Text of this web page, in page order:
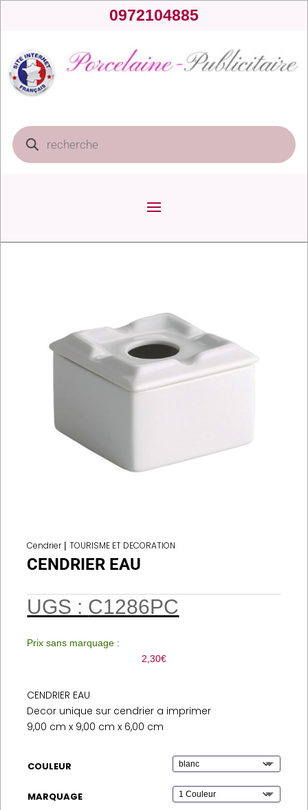
0972104885
Recherche
de
produits
Cendrier|TOURISME ET DECORATION
CENDRIER EAU
UGS : C1286PC
Prix sans marquage :
2,30€
CENDRIER EAU
Decor unique sur cendrier a imprimer
9,00 cm x 9,00 cm x 6,00 cm
COULEUR
MARQUAGE